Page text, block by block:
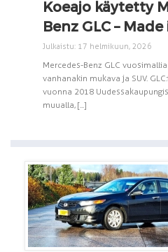
Koeajo käytetty
Benz GLC –
Julkaistu: 17 helmikuun, 2026
Mercedes-Benz GLC
vanhanakin mukava ja SUV.
vuonna 2018
muualla, [...]